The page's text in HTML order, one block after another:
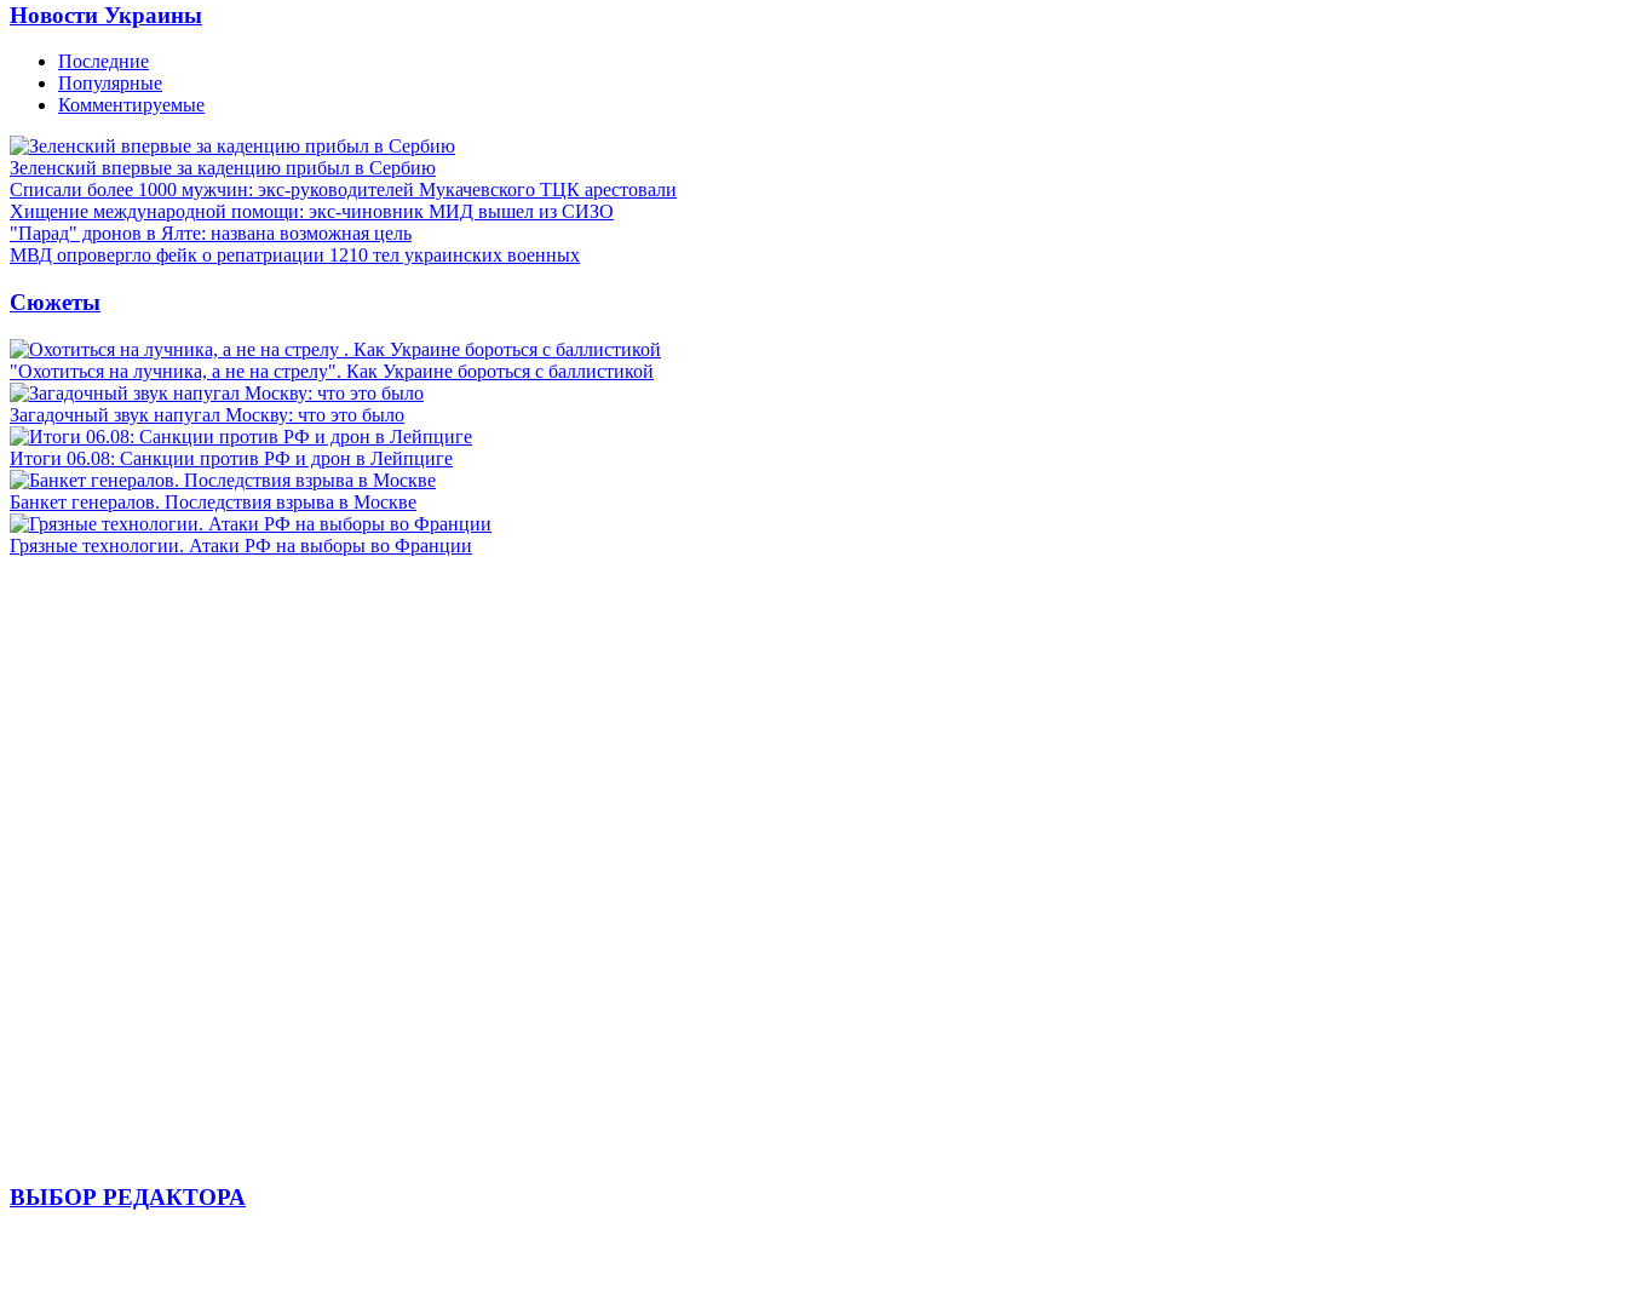
Новости Украины
Последние
Популярные
Комментируемые
Зеленский впервые за каденцию прибыл в Сербию
Списали более 1000 мужчин: экс-руководителей Мукачевского ТЦК арестовали
Хищение международной помощи: экс-чиновник МИД вышел из СИЗО
"Парад" дронов в Ялте: названа возможная цель
МВД опровергло фейк о репатриации 1210 тел украинских военных
Сюжеты
"Охотиться на лучника, а не на стрелу". Как Украине бороться с баллистикой
Загадочный звук напугал Москву: что это было
Итоги 06.08: Санкции против РФ и дрон в Лейпциге
Банкет генералов. Последствия взрыва в Москве
Грязные технологии. Атаки РФ на выборы во Франции
ВЫБОР РЕДАКТОРА